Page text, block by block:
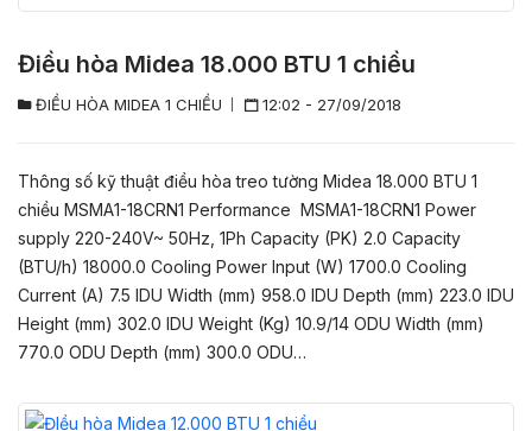
Điều hòa Midea 18.000 BTU 1 chiều
ĐIỀU HÒA MIDEA 1 CHIỀU 12:02 - 27/09/2018
Thông số kỹ thuật điều hòa treo tường Midea 18.000 BTU 1
chiều MSMA1-18CRN1 Performance MSMA1-18CRN1 Power
supply 220-240V~ 50Hz, 1Ph Capacity (PK) 2.0 Capacity
(BTU/h) 18000.0 Cooling Power Input (W) 1700.0 Cooling
Current (A) 7.5 IDU Width (mm) 958.0 IDU Depth (mm) 223.0 IDU
Height (mm) 302.0 IDU Weight (Kg) 10.9/14 ODU Width (mm)
770.0 ODU Depth (mm) 300.0 ODU…